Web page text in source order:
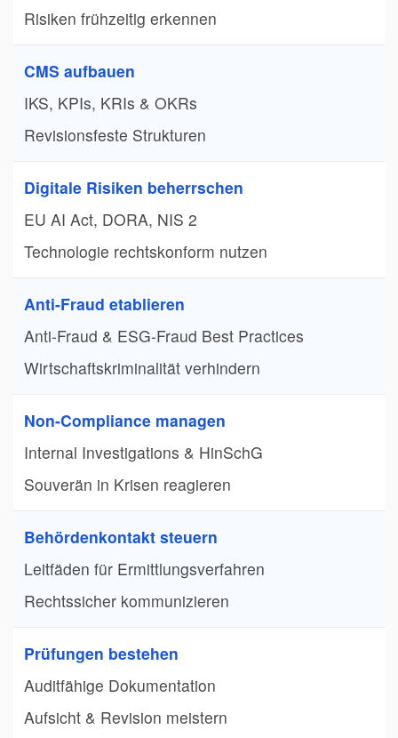
Risiken frühzeitig erkennen
CMS aufbauen
IKS, KPIs, KRIs & OKRs
Revisionsfeste Strukturen
Digitale Risiken beherrschen
EU AI Act, DORA, NIS 2
Technologie rechtskonform nutzen
Anti-Fraud etablieren
Anti-Fraud & ESG-Fraud Best Practices
Wirtschaftskriminalität verhindern
Non-Compliance managen
Internal Investigations & HinSchG
Souverän in Krisen reagieren
Behördenkontakt steuern
Leitfäden für Ermittlungsverfahren
Rechtssicher kommunizieren
Prüfungen bestehen
Auditfähige Dokumentation
Aufsicht & Revision meistern